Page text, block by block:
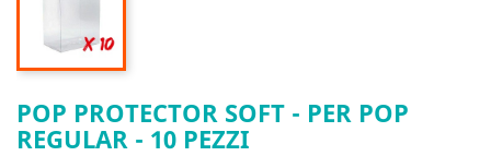
POP PROTECTOR SOFT - PER POP
REGULAR - 10 PEZZI